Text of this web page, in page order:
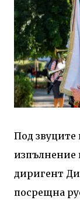
Под
изпълнение
диригент
посрещна